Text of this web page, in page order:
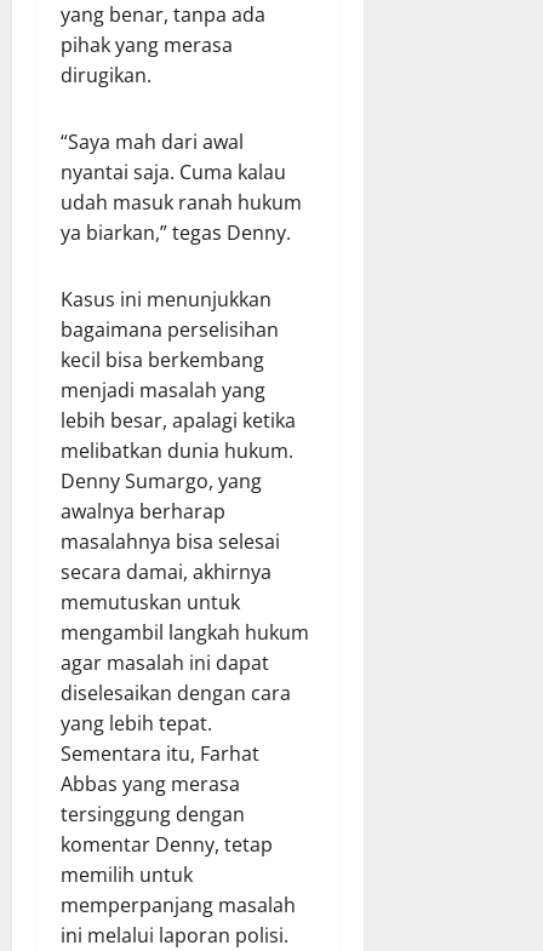
yang benar, tanpa ada
pihak yang merasa
dirugikan.
“Saya mah dari awal
nyantai saja. Cuma kalau
udah masuk ranah hukum
ya biarkan,” tegas Denny.
Kasus ini menunjukkan
bagaimana perselisihan
kecil bisa berkembang
menjadi masalah yang
lebih besar, apalagi ketika
melibatkan dunia hukum.
Denny Sumargo, yang
awalnya berharap
masalahnya bisa selesai
secara damai, akhirnya
memutuskan untuk
mengambil langkah hukum
agar masalah ini dapat
diselesaikan dengan cara
yang lebih tepat.
Sementara itu, Farhat
Abbas yang merasa
tersinggung dengan
komentar Denny, tetap
memilih untuk
memperpanjang masalah
ini melalui laporan polisi.